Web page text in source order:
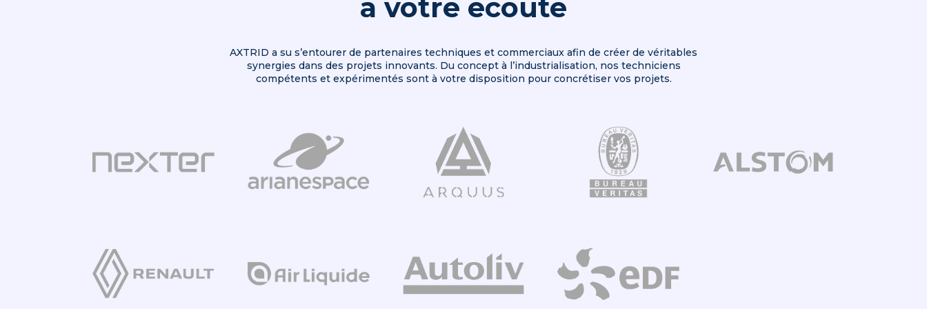
à votre écoute
AXTRID a su s’entourer de partenaires techniques et commerciaux afin de créer de véritables
synergies dans des projets innovants. Du concept à l’industrialisation, nos techniciens
compétents et expérimentés sont à votre disposition pour concrétiser vos projets.